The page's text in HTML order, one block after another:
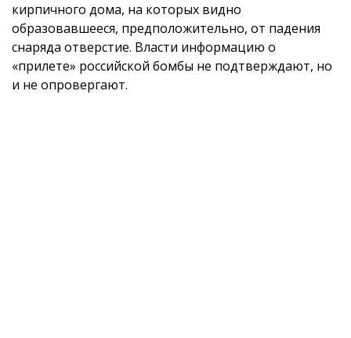
кирпичного дома, на которых видно
образовавшееся, предположительно, от падения
снаряда отверстие. Власти информацию о
«прилете» российской бомбы не подтверждают, но
и не опровергают.